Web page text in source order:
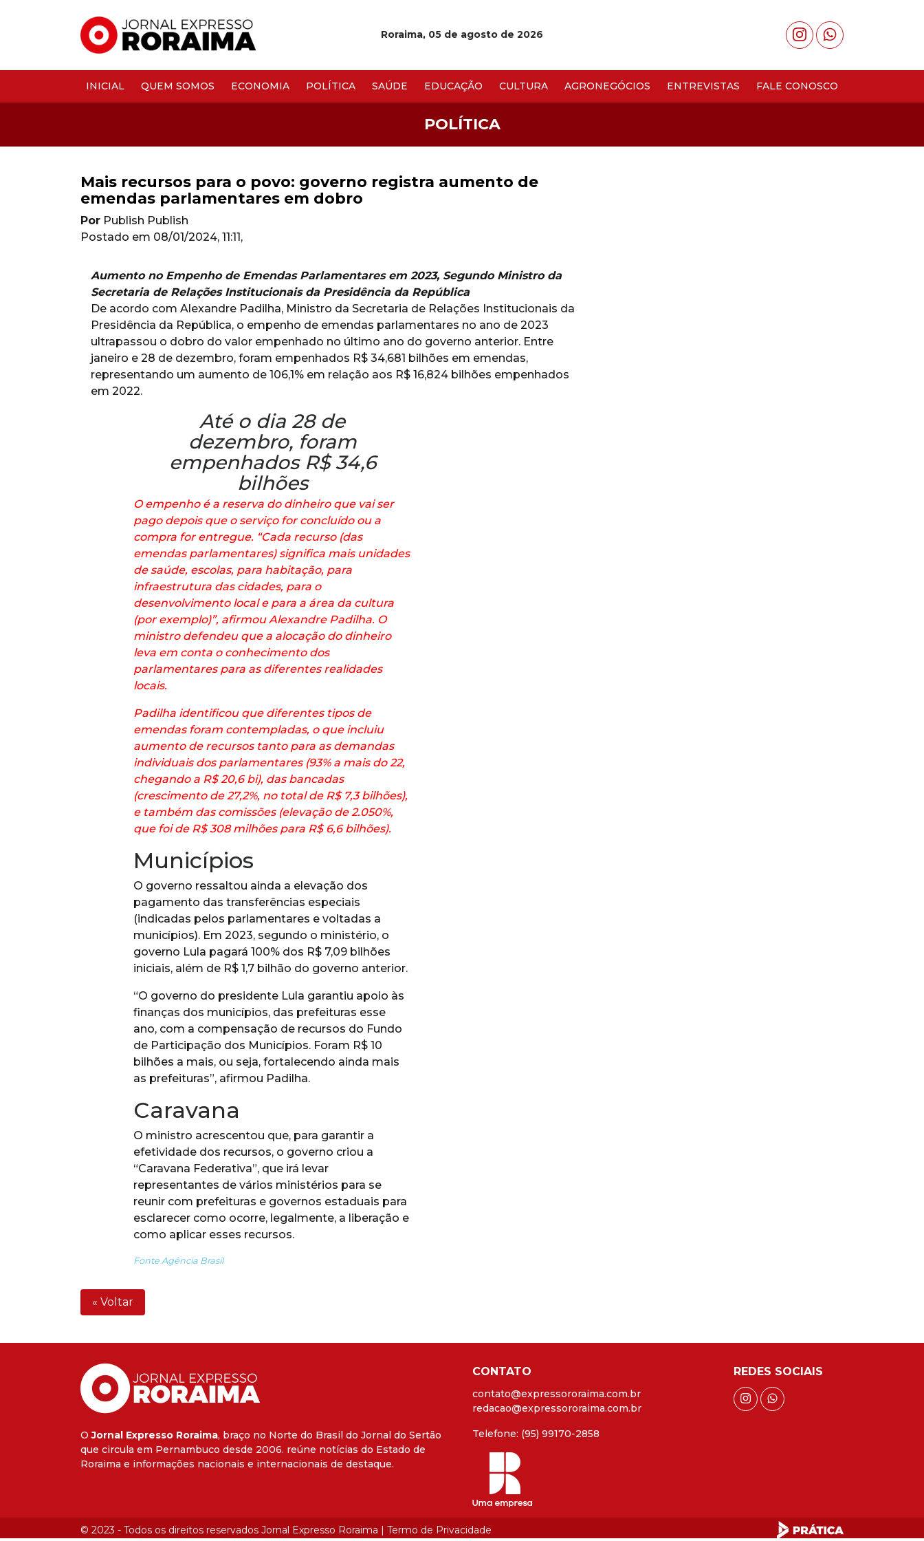
Roraima, 05 de agosto de 2026
INICIAL QUEM SOMOS ECONOMIA POLÍTICA SAÚDE EDUCAÇÃO CULTURA AGRONEGÓCIOS ENTREVISTAS FALE CONOSCO
POLÍTICA
Mais recursos para o povo: governo registra aumento de
emendas parlamentares em dobro
Por Publish Publish
Postado em 08/01/2024, 11:11,
Aumento no Empenho de Emendas Parlamentares em 2023, Segundo Ministro da
Secretaria de Relações Institucionais da Presidência da República
De acordo com Alexandre Padilha, Ministro da Secretaria de Relações Institucionais da
Presidência da República, o empenho de emendas parlamentares no ano de 2023
ultrapassou o dobro do valor empenhado no último ano do governo anterior. Entre
janeiro e 28 de dezembro, foram empenhados R$ 34,681 bilhões em emendas,
representando um aumento de 106,1% em relação aos R$ 16,824 bilhões empenhados
em 2022.
Até o dia 28 de
dezembro, foram
empenhados R$ 34,6
bilhões
O empenho é a reserva do dinheiro que vai ser
pago depois que o serviço for concluído ou a
compra for entregue. “Cada recurso (das
emendas parlamentares) significa mais unidades
de saúde, escolas, para habitação, para
infraestrutura das cidades, para o
desenvolvimento local e para a área da cultura
(por exemplo)”, afirmou Alexandre Padilha. O
ministro defendeu que a alocação do dinheiro
leva em conta o conhecimento dos
parlamentares para as diferentes realidades
locais.
Padilha identificou que diferentes tipos de
emendas foram contempladas, o que incluiu
aumento de recursos tanto para as demandas
individuais dos parlamentares (93% a mais do 22,
chegando a R$ 20,6 bi), das bancadas
(crescimento de 27,2%, no total de R$ 7,3 bilhões),
e também das comissões (elevação de 2.050%,
que foi de R$ 308 milhões para R$ 6,6 bilhões).
Municípios
O governo ressaltou ainda a elevação dos
pagamento das transferências especiais
(indicadas pelos parlamentares e voltadas a
municípios). Em 2023, segundo o ministério, o
governo Lula pagará 100% dos R$ 7,09 bilhões
iniciais, além de R$ 1,7 bilhão do governo anterior.
“O governo do presidente Lula garantiu apoio às
finanças dos municípios, das prefeituras esse
ano, com a compensação de recursos do Fundo
de Participação dos Municípios. Foram R$ 10
bilhões a mais, ou seja, fortalecendo ainda mais
as prefeituras”, afirmou Padilha.
Caravana
O ministro acrescentou que, para garantir a
efetividade dos recursos, o governo criou a
“Caravana Federativa”, que irá levar
representantes de vários ministérios para se
reunir com prefeituras e governos estaduais para
esclarecer como ocorre, legalmente, a liberação e
como aplicar esses recursos.
Fonte Agência Brasil
« Voltar
OJornal Expresso Roraima, braço no Norte do Brasil do Jornal do Sertão
que circula em Pernambuco desde 2006. reúne notícias do Estado de
Roraima e informações nacionais e internacionais de destaque.
CONTATO
contato@expressororaima.com.br
redacao@expressororaima.com.br
Telefone: (95) 99170-2858
REDES SOCIAIS
© 2023 - Todos os direitos reservados Jornal Expresso Roraima | Termo de Privacidade